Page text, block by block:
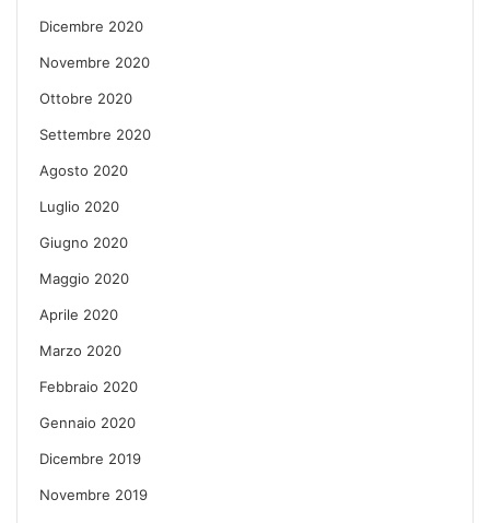
Dicembre 2020
Novembre 2020
Ottobre 2020
Settembre 2020
Agosto 2020
Luglio 2020
Giugno 2020
Maggio 2020
Aprile 2020
Marzo 2020
Febbraio 2020
Gennaio 2020
Dicembre 2019
Novembre 2019